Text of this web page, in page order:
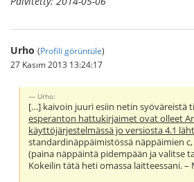
Urho (Profili görüntüle)
27 Kasım 2013 13:24:17
Urho:
[…] kaivoin juuri esiin netin syöväreistä
esperanton hattukirjaimet ovat olleet
käyttöjärjestelmässä jo versiosta 4.1
standardinäppäimistössä näppäimien c,
(paina näppäintä pidempään ja valitse
Kokeilin tätä heti omassa laitteessani.